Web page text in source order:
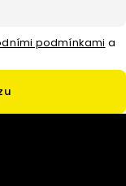
podmínkami a